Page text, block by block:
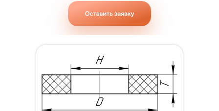
Сегмент типа 3120